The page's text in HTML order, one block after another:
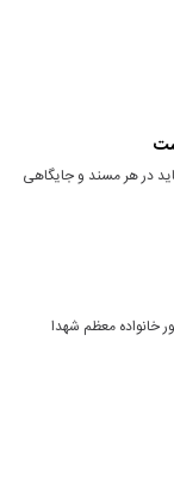
در هر مسند و جایگاهی
خانواده معظم شهدا